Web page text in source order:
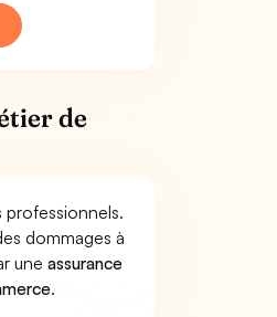
de
professionnels.
dommages à
uneassurance
.